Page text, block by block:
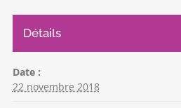
Détails
Date :
22 novembre 2018